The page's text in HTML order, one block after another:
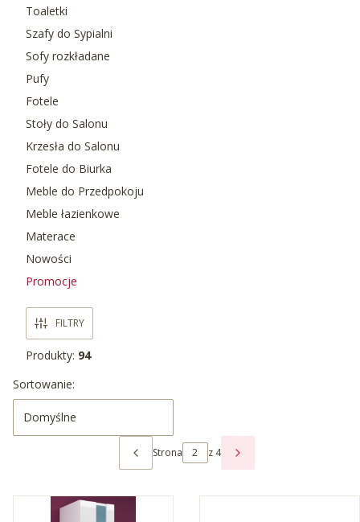
Toaletki
Szafy do Sypialni
Sofy rozkładane
Pufy
Fotele
Stoły do Salonu
Krzesła do Salonu
Fotele do Biurka
Meble do Przedpokoju
Meble łazienkowe
Materace
Nowości
Promocje
FILTRY
Produkty: 94
Lista produktów
Sortowanie:
Domyślne
POPRZEDNIE PRODUKTY
Strona z 4
NASTĘPNE PRODUKTY